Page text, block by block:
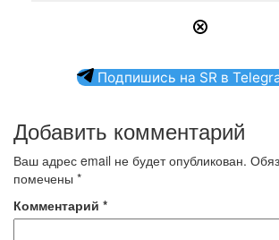
Подпишись на SR в
Добавить комментарий
Ваш адрес email не будет опубликован.
помечены *
Комментарий *